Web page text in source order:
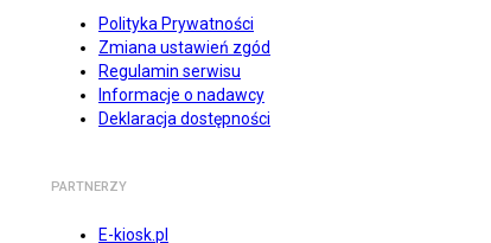
Polityka Prywatności
Zmiana ustawień zgód
Regulamin serwisu
Informacje o nadawcy
Deklaracja dostępności
PARTNERZY
E-kiosk.pl